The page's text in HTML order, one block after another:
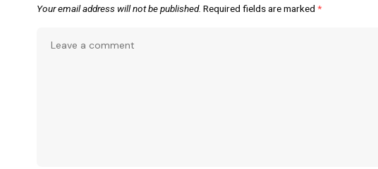
Your email address will not be published. Required fields are marked *